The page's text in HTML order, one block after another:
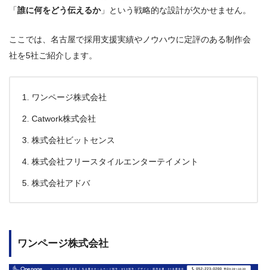
「誰に何をどう伝えるか」という戦略的な設計が欠かせません。
ここでは、名古屋で採用支援実績やノウハウに定評のある制作会
社を5社ご紹介します。
ワンページ株式会社
Catwork株式会社
株式会社ビットセンス
株式会社フリースタイルエンターテイメント
株式会社アドバ
ワンページ株式会社